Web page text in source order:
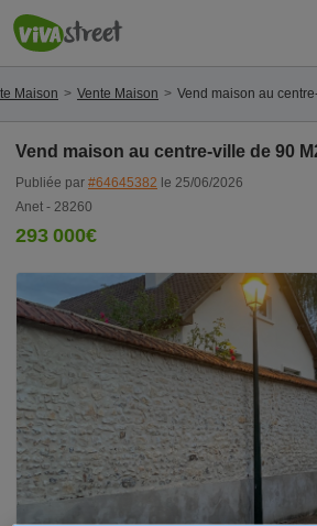
Maison Vente Maison Vend maison au
Vend maison au centre-ville de 90
Publiée par #64645382 le 25/06/2026
Anet - 28260
293 000€